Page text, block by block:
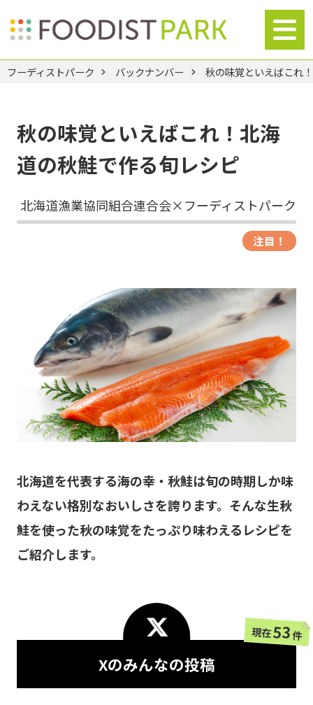
フーディストパーク バックナンバー 秋の味覚といえばこれ
秋の味覚といえばこれ！北海
道の秋鮭で作る旬レシピ
北海道漁業協同組合連合会×フーディストパーク
注目！
北海道を代表する海の幸・秋鮭は旬の時期しか味
わえない格別なおいしさを誇ります。そんな生秋
鮭を使った秋の味覚をたっぷり味わえるレシピを
ご紹介します。
Xのみんなの投稿
現在53件